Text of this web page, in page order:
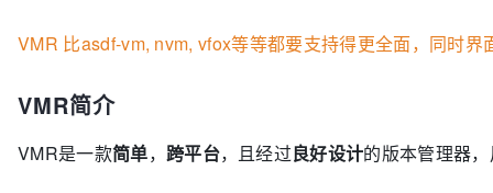
VMR 比asdf-vm, nvm, vfox等等都要支持得更全面，同时界
VMR简介
VMR是一款简单， 跨平台，且经过良好设计的版本管理器